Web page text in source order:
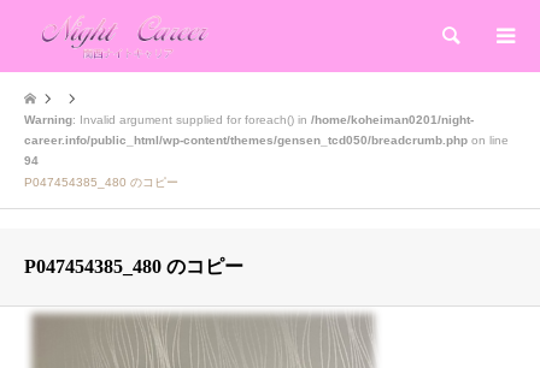
検索
Warning: Invalid argument supplied for foreach() in /home/koheiman0201/night-
career.info/public_html/wp-content/themes/gensen_tcd050/breadcrumb.php on line
94
P047454385_480 のコピー
P047454385_480 のコピー